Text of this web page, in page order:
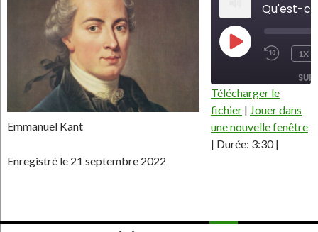
Emmanuel Kant
Qu'est-
PLAY
EPISODE
1X
RSS FEED
SHARE
LINK
Télécharger le
fichier | Jouer dans
une nouvelle fenêtre
| Durée: 3:30|
Enregistré le 21 septembre 2022